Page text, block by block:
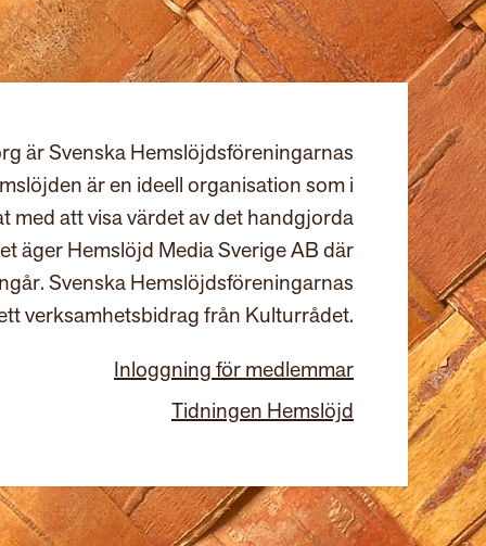
är Svenska Hemslöjdsföreningarnas
är en ideell organisation som i
med att visa värdet av det handgjorda
äger Hemslöjd Media Sverige AB där
Svenska Hemslöjdsföreningarnas
verksamhetsbidrag från Kulturrådet.
Inloggning för medlemmar
Tidningen Hemslöjd